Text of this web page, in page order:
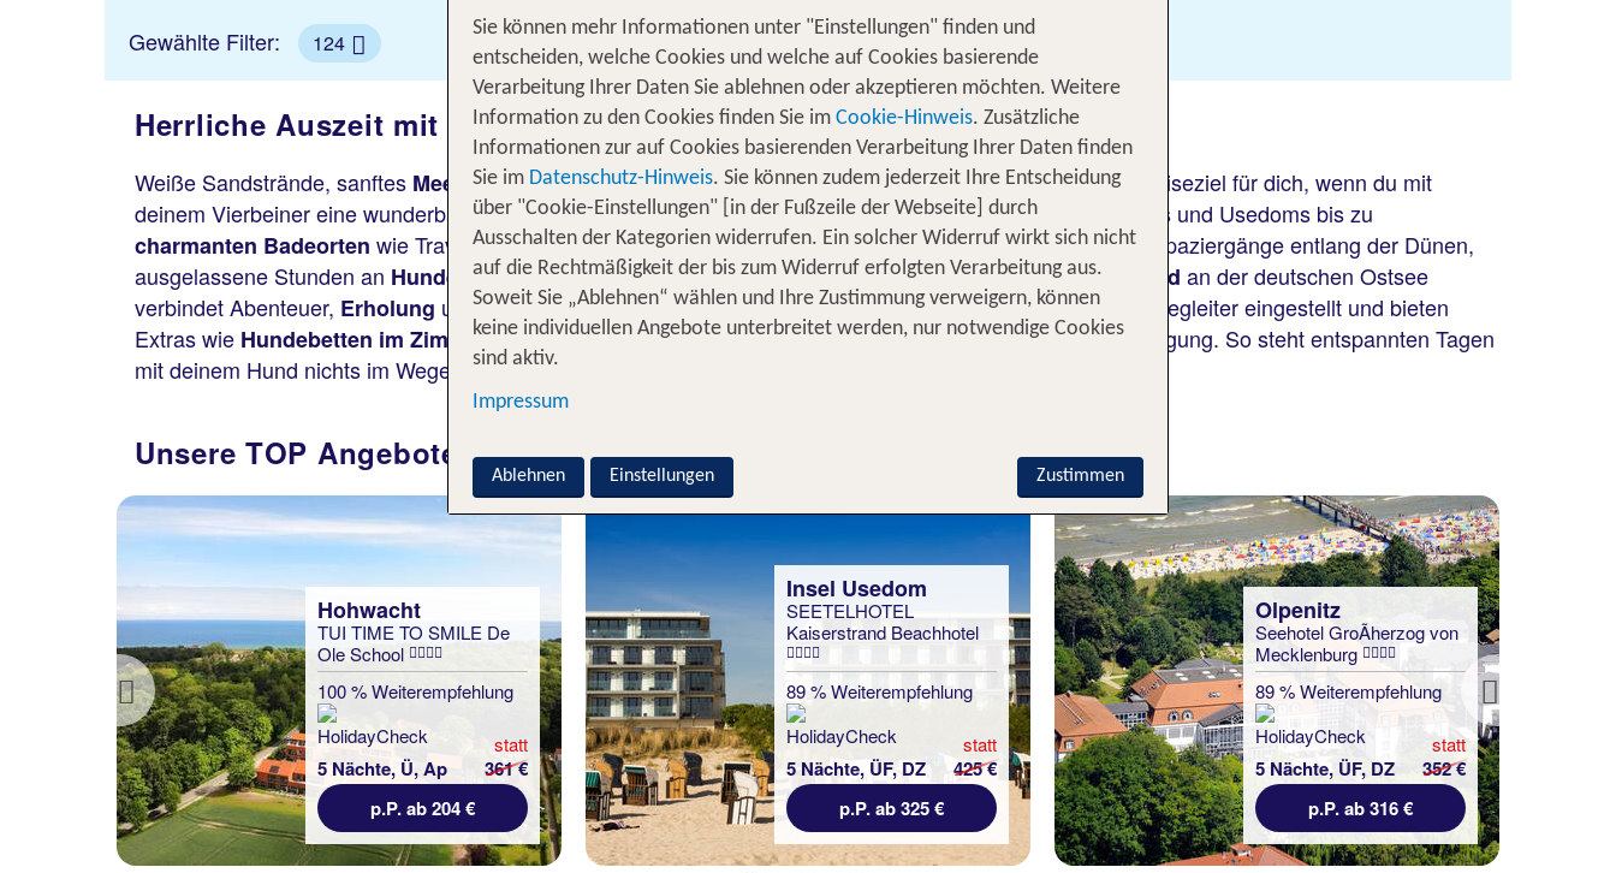
Gewählte Filter: 124
Herrliche Auszeit mit Meerblick: Urlaub mit Hund an der Ostsee
Weiße Sandstrände, sanftes Meeresrauschenund beschaulicheSeebäder: Die Ostsee ist das perfekte Reiseziel für dich, wenn du mit
deinem Vierbeiner eine wunderbare Landschaft entdecken möchtest. Von denweitläufigen Küsten
Rügens und Usedoms bis zu
charmanten Badeorten wie Travemünde oder Timmendorfer Strand erwartet euch Abwechslung pur. Ob Spaziergänge entlang der Dünen,
ausgelassene Stunden an Hundesträndenoder Ausflüge zu maritimen Hafenstädten – einUrlaub mit Hund an der deutschen Ostsee
verbindet Abenteuer, Erholung und Natur. Viele Hotels undFerienwohnungensind bestens auf tierische Begleiter eingestellt und bieten
Extras wie Hundebetten im Zimmer, Willkommensleckerlis und teils sogar Kontakte zu tierärztlicher Versorgung. So steht entspannten Tagen
mit deinem Hund nichts im Wege.
Unsere TOP Angebote für deinen Urlaub mit Hund an der Ostsee 2026
Previous
Hohwacht
TUI TIME TO SMILE De
Ole School
100 % Weiterempfehlung
5 Nächte, Ü, Ap
statt
361 €
p.P. ab 204 €
Insel Usedom
SEETELHOTEL
Kaiserstrand Beachhotel
89 % Weiterempfehlung
5 Nächte, ÜF, DZ
statt
425 €
p.P. ab 325 €
Olpenitz
Seehotel GroÃherzog von
Mecklenburg
89 % Weiterempfehlung
5 Nächte, ÜF, DZ
statt
352 €
p.P. ab 316 €
Next
Sie können mehr Informationen unter "Einstellungen" finden und
entscheiden, welche Cookies und welche auf Cookies basierende
Verarbeitung Ihrer Daten Sie ablehnen oder akzeptieren möchten. Weitere
Information zu den Cookies finden Sie im Cookie-Hinweis. Zusätzliche
Informationen zur auf Cookies basierenden Verarbeitung Ihrer Daten finden
Sie im Datenschutz-Hinweis. Sie können zudem jederzeit Ihre Entscheidung
über "Cookie-Einstellungen" [in der Fußzeile der Webseite] durch
Ausschalten der Kategorien widerrufen. Ein solcher Widerruf wirkt sich nicht
auf die Rechtmäßigkeit der bis zum Widerruf erfolgten Verarbeitung aus.
Soweit Sie „Ablehnen“ wählen und Ihre Zustimmung verweigern, können
keine individuellen Angebote unterbreitet werden, nur notwendige Cookies
sind aktiv.
Impressum
Zustimmen
Ablehnen Einstellungen